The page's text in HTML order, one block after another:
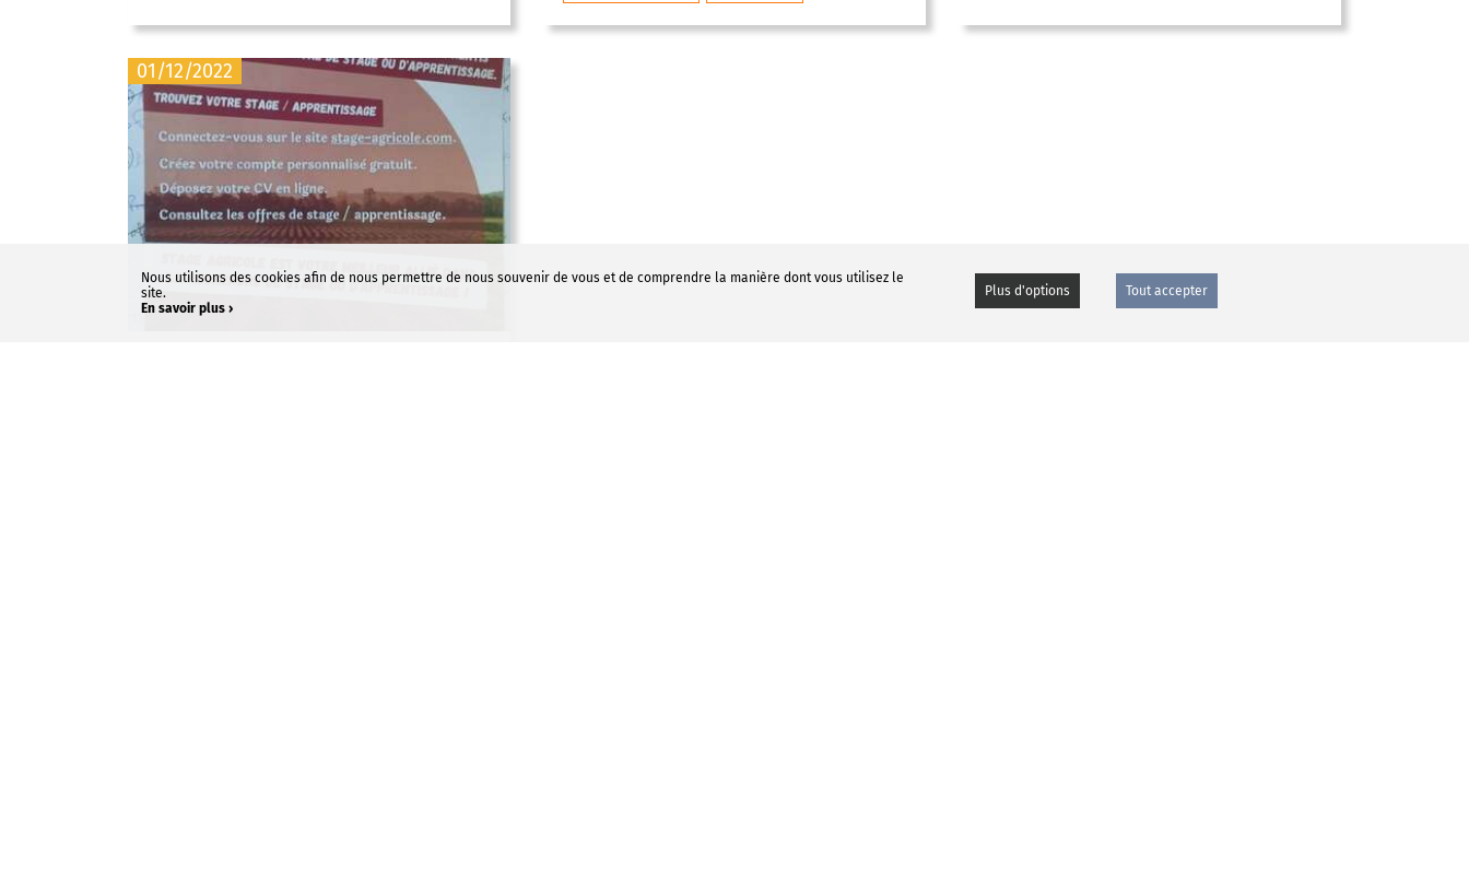
Nous utilisons des cookies afin de nous permettre de nous souvenir de vous et de comprendre la manière dont vous utilisez le
site.
En savoir plus ›
Plus d'options Tout accepter
01/12/2022